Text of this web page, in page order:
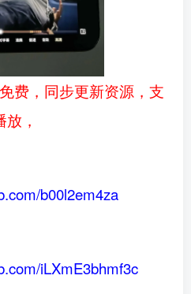
费，同步更新资源，支
，
b00l2em4za
iLXmE3bhmf3c